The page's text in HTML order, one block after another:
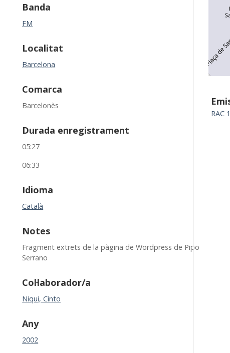
Banda
FM
Localitat
Barcelona
Comarca
Barcelonès
Durada enregistrament
05:27
06:33
Idioma
Català
Notes
Fragment extrets de la pàgina de Wordpress de Pipo
Serrano
Col·laborador/a
Niqui, Cinto
Any
2002
RAC 1